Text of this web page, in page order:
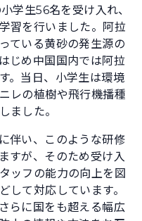
学生56名を受け入れ、
習を行いました。阿拉
ている黄砂の発生源の
じめ中国国内では阿拉
。当日、小学生は環境
レの植樹や飛行機播種
ました。
伴い、このような研修
すが、そのため受け入
ッフの能力の向上を図
して対応しています。
らに国をも超える幅広